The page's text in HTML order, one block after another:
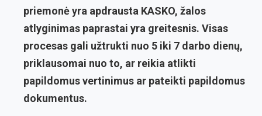
priemonė yra apdrausta KASKO, žalos
atlyginimas paprastai yra greitesnis. Visas
procesas gali užtrukti nuo 5 iki 7 darbo dienų,
priklausomai nuo to, ar reikia atlikti
papildomus vertinimus ar pateikti papildomus
dokumentus.